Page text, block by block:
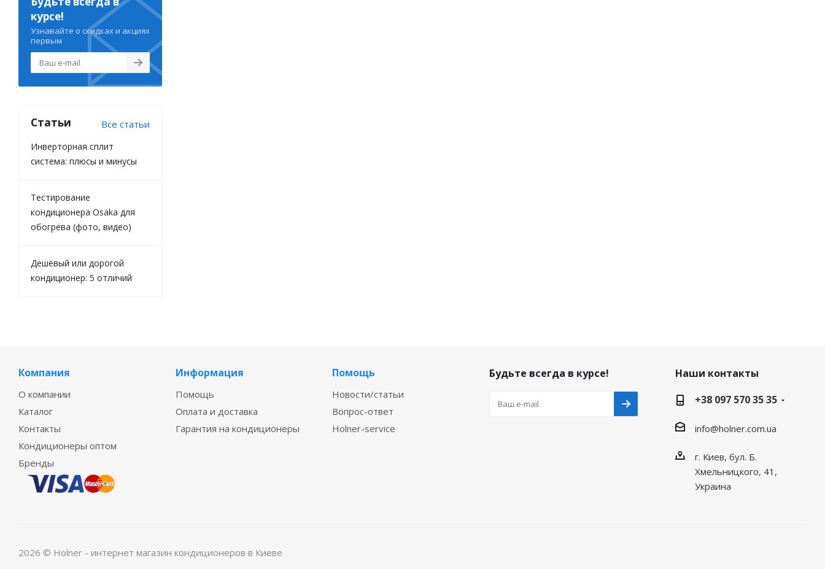
курсе!
Узнавайте о скидках и акциях
первым
Статьи Все статьи
Инверторная сплит
система: плюсы и минусы
Тестирование
кондиционера Osaka для
обогрева (фото, видео)
Дешёвый или дорогой
кондиционер: 5 отличий
Компания
О компании
Каталог
Контакты
Кондиционеры оптом
Бренды
Информация
Помощь
Оплата и доставка
Гарантия на кондиционеры
Помощь
Новости/статьи
Вопрос-ответ
Holner-service
Будьте всегда в курсе!
Наши контакты
+38 097 570 35 35
info@holner.com.ua
г. Киев, бул. Б.
Хмельницкого, 41,
Украина
2026 © Holner - интернет магазин кондиционеров в Киеве